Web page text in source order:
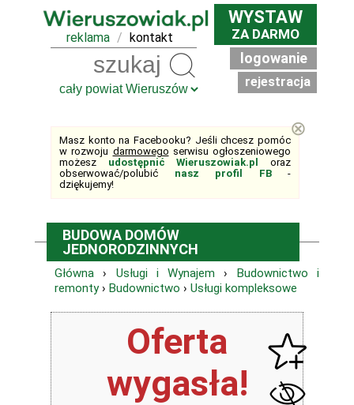
reklama / kontakt
WYSTAW
ZA DARMO
logowanie
rejestracja
Masz konto na Facebooku? Jeśli chcesz pomóc
w rozwoju darmowego serwisu ogłoszeniowego
możesz udostępnić Wieruszowiak.pl
oraz
obserwować/polubić nasz profil FB-
dziękujemy!
⊗
BUDOWA DOMÓW
JEDNORODZINNYCH
Główna › Usługi i Wynajem › Budownictwo i
remonty› Budownictwo › Usługi kompleksowe
Oferta
wygasła!